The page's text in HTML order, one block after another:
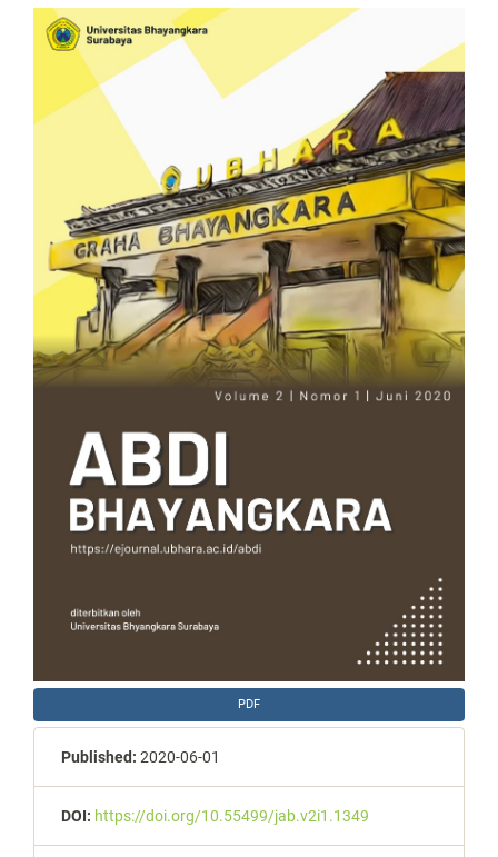
Article
Sidebar
PDF
Published: 2020-06-01
DOI: https://doi.org/10.55499/jab.v2i1.1349